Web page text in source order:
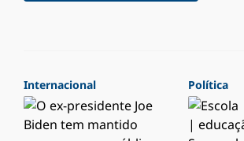
Internacional Política